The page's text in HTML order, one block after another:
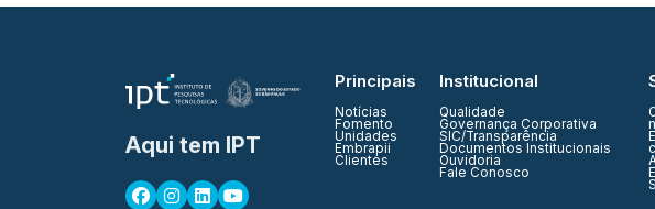
Aqui tem IPT
Principais
Notícias
Fomento
Unidades
Embrapii
Clientes
Institucional
Qualidade
Governança Corporativa
SIC/Transparência
Documentos Institucionais
Ouvidoria
Fale Conosco